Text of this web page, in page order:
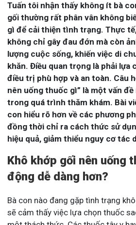
Tuấn tôi nhận thấy không ít bà
gối thường rất phân vân không
gì để cải thiện tình trạng. Thực
không chỉ gây đau đớn mà còn
lượng cuộc sống, khiến việc di
khăn. Điều quan trọng là phải lựa
điều trị phù hợp và an toàn. Câu
nên uống thuốc gì” là một vấn
trong quá trình thăm khám. Bài
con hiểu rõ hơn về các phương
đồng thời chỉ ra cách thức sử
hiệu quả, giảm thiểu nguy cơ tác
Khô khớp gối nên uống
động dễ dàng hơn?
Bà con nào đang gặp tình trạng
sẽ cảm thấy việc lựa chọn thuốc